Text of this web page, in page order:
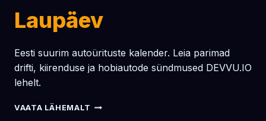
Laupäev
Eesti suurim autoürituste kalender. Leia parimad
drifti, kiirenduse ja hobiautode sündmused DEVVU.IO
lehelt.
VAATA LÄHEMALT AUGUSTFEST